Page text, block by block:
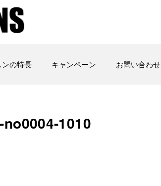
ンの特長 キャンペーン お問い合わせ
no0004-1010